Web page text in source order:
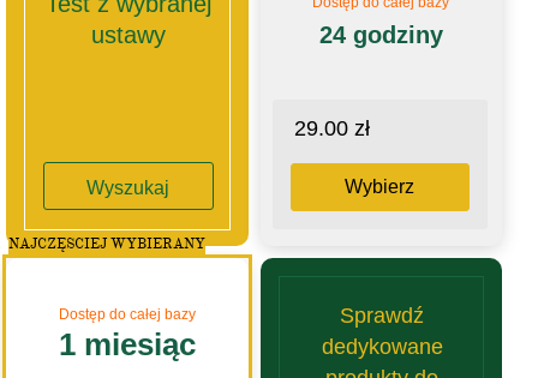
ustawy
Wyszukaj
24 godziny
29.00 zł
Wybierz
Dostęp do całej bazy
1 miesiąc
NAJCZĘSCIEJ WYBIERANY
Sprawdź
dedykowane